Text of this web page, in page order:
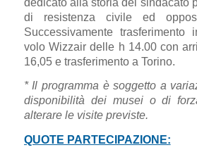
di resistenza civile ed
Successivamente trasferimento
volo Wizzair delle h 14.00 con
16,05 e trasferimento a Torino.
* Il programma è soggetto a
disponibilità dei musei o di
alterare le visite previste.
QUOTE PARTECIPAZIONE: